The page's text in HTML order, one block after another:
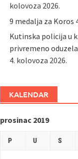
kolovoza 2026.
9 medalja za Koros
Kutinska policija u
privremeno
4. kolovoza 2026.
KALENDAR
prosinac 2019
P U S